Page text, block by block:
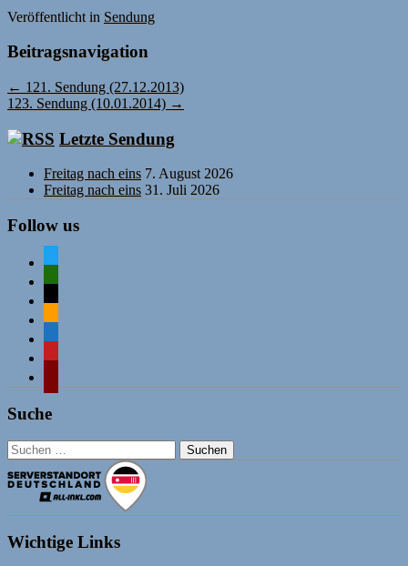
Veröffentlicht in Sendung
Beitragsnavigation
← 121. Sendung (27.12.2013)
123. Sendung (10.01.2014) →
Letzte Sendung
Freitag nach eins 7. August 2026
Freitag nach eins 31. Juli 2026
Follow us
Suche
Suchen
nach:
Wichtige Links